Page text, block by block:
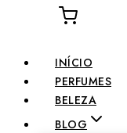
INÍCIO
PERFUMES
BELEZA
BLOG